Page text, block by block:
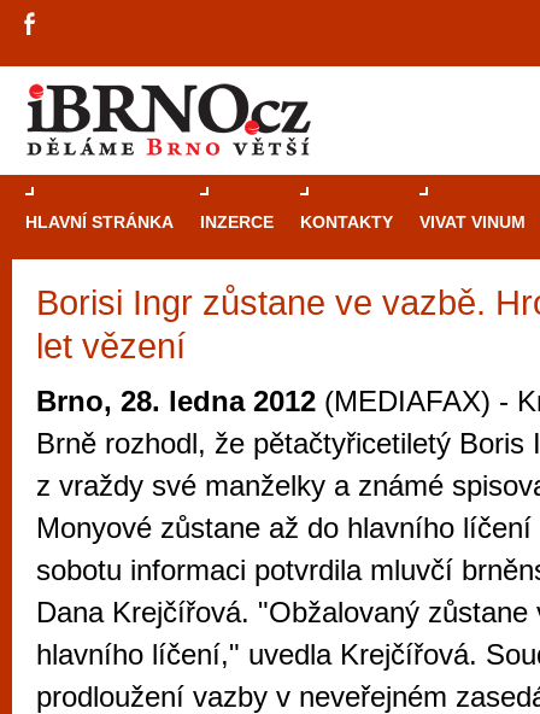
HLAVNÍ STRÁNKA INZERCE KONTAKTY VIVAT VINUM
Borisi Ingr zůstane ve vazbě.
let vězení
Brno, 28. ledna 2012 (MEDIAFAX) -
Brně rozhodl, že pětačtyřicetiletý Boris
z vraždy své manželky a známé
Monyové zůstane až do hlavního
sobotu informaci potvrdila mluvčí
Dana Krejčířová. "Obžalovaný zůstane
hlavního líčení," uvedla Krejčířová.
prodloužení vazby v neveřejném
Průvodce
Brno je
zajímavé
restaurace,
Mimo jiné je ale také místem, kde si
vyzkoušet různé kasinové hry. V
metropoli naleznete širokou nabídku her
po moderní automaty jak pro pravidelné
příležitostné hráče. V...